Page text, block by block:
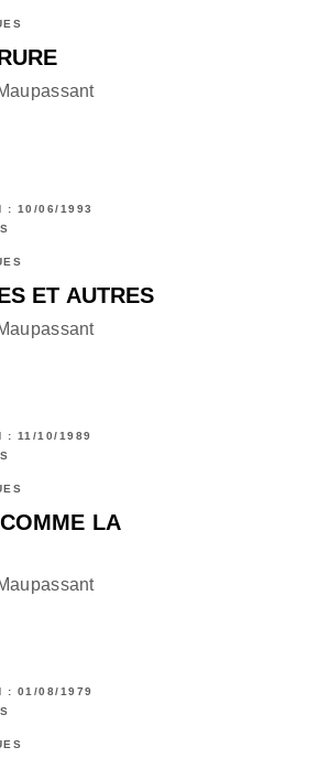
: 10/06/1993
ET AUTRES
: 11/10/1989
LA
: 01/08/1979